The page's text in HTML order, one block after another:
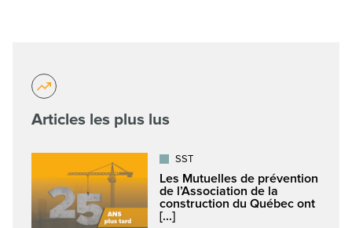
Articles les plus lus
SST
Les Mutuelles de prévention
de l’Association de la
construction du Québec ont
[...]